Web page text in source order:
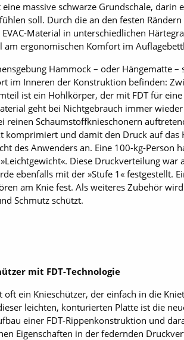
massive schwarze Grundschale,
soll. Durch die an den festen
Material in unterschiedlichen
am ergonomischen Komfort im
Hammock – oder Hängematte
im Inneren der Konstruktion befinden:
ist ein Hohlkörper, der mit FDT für
geht bei Nichtgebrauch immer
reinen Schaumstoffknieschonern
komprimiert und damit den Druck auf das
des Anwenders an. Eine 100-kg-Person
Diese Druckverteilung
ebenfalls mit der »Stufe 1« festgestellt.
am Knie fest. Als weiteres Zubehör
Schmutz schützt.
mit FDT-Technologie
oft ein Knieschützer, der einfach in die
leichten, konturierten Platte ist die
einer FDT-Rippenkonstruktion und
Eigenschaften in der federnden